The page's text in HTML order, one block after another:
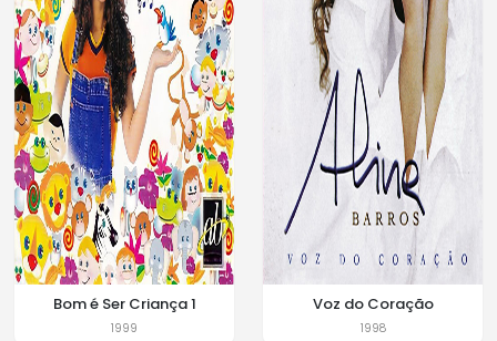
Bom é Ser Criança 1
1999
Voz do Coração
1998